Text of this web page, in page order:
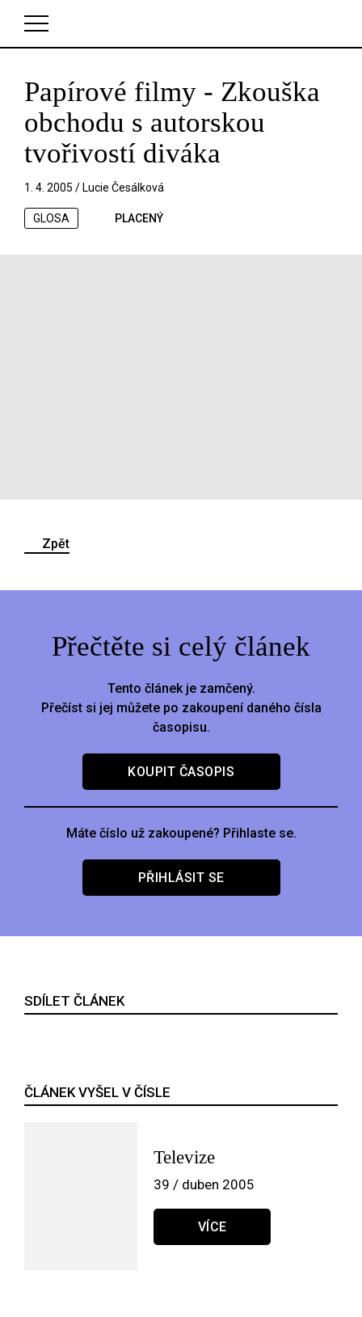
V košíku zatím nemáte žádné položky.
Papírové filmy - Zkouška
obchodu s autorskou
tvořivostí diváka
1. 4. 2005 / Lucie Česálková
GLOSA PLACENÝ
Zpět
Přečtěte si celý článek
Tento článek je zamčený.
Přečíst si jej můžete po zakoupení daného čísla
časopisu.
KOUPIT ČASOPIS
Máte číslo už zakoupené? Přihlaste se.
PŘIHLÁSIT SE
SDÍLET ČLÁNEK
ČLÁNEK VYŠEL V ČÍSLE
Televize
39 / duben 2005
VÍCE